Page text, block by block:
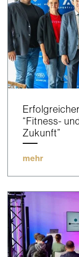
“Fitness-
Zukunft”
mehr